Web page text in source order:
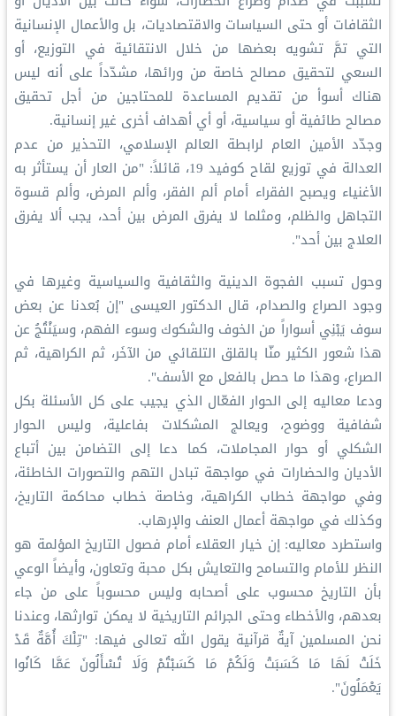
الثقافات أو حتى السياسات والاقتصاديات، بل والأعمال الإنسانية
التي تمَّ تشويه بعضها من خلال الانتقائية في التوزيع، أو
السعي لتحقيق مصالح خاصة من ورائها، مشدّداً على أنه ليس
هناك أسوأ من تقديم المساعدة للمحتاجين من أجل تحقيق
مصالح طائفية أو سياسية، أو أي أهداف أخرى غير إنسانية.
وجدّد الأمين العام لرابطة العالم الإسلامي، التحذير من عدم
العدالة في توزيع لقاح كوفيد 19، قائلاً: "من العار أن يستأثر به
الأغنياء ويصبح الفقراء أمام ألم الفقر، وألم المرض، وألم قسوة
التجاهل والظلم، ومثلما لا يفرق المرض بين أحد، يجب ألا يفرق
العلاج بين أحد".
وحول تسبب الفجوة الدينية والثقافية والسياسية وغيرها في
وجود الصراع والصدام، قال الدكتور العيسى "إن بُعدنا عن بعض
سوف يَبْنِي أسواراً من الخوف والشكوك وسوء الفهم، وسيَنْتُجُ عن
هذا شعور الكثير منّا بالقلق التلقائي من الآخَر، ثم الكراهية، ثم
الصراع، وهذا ما حصل بالفعل مع الأسف".
ودعا معاليه إلى الحوار الفعّال الذي يجيب على كل الأسئلة بكل
شفافية ووضوح، ويعالج المشكلات بفاعلية، وليس الحوار
الشكلي أو حوار المجاملات، كما دعا إلى التضامن بين أتباع
الأديان والحضارات في مواجهة تبادل التهم والتصورات الخاطئة،
وفي مواجهة خطاب الكراهية، وخاصة خطاب محاكمة التاريخ،
وكذلك في مواجهة أعمال العنف والإرهاب.
واستطرد معاليه: إن خيار العقلاء أمام فصول التاريخ المؤلمة هو
النظر للأمام والتسامح والتعايش بكل محبة وتعاون، وأيضاً الوعي
بأن التاريخ محسوب على أصحابه وليس محسوباً على من جاء
بعدهم، والأخطاء وحتى الجرائم التاريخية لا يمكن توارثها، وعندنا
نحن المسلمين آيةٌ قرآنية يقول الله تعالى فيها: "تِلْكَ أُمَّةٌ قَدْ
خَلَتْ لَهَا مَا كَسَبَتْ وَلَكُمْ مَا كَسَبْتُمْ وَلَا تُسْأَلُونَ عَمَّا كَانُوا
يَعْمَلُونَ".